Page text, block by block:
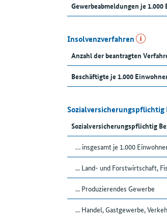
Gewerbeabmeldungen je 1.000
Insolvenzverfahren
Anzahl der beantragten
Beschäftigte je 1.000
Sozialversicherungspflichtig
Sozialversicherungspflichtig
… insgesamt je 1.000
... Land- und Forstwirtschaft,
... Produzierendes Gewerbe
... Handel, Gastgewerbe,